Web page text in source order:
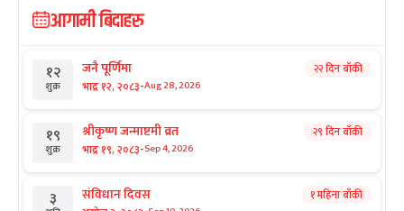
आगामी बिदाहरु
१२
शुक्र
जनै पूर्णिमा
भाद्र १२, २०८३-Aug 28, 2026
२२ दिन बाँकी
१९
शुक्र
श्रीकृष्ण जन्माष्टमी व्रत
भाद्र १९, २०८३-Sep 4, 2026
२९ दिन बाँकी
३ संविधान दिवस १ महिना बाँकी